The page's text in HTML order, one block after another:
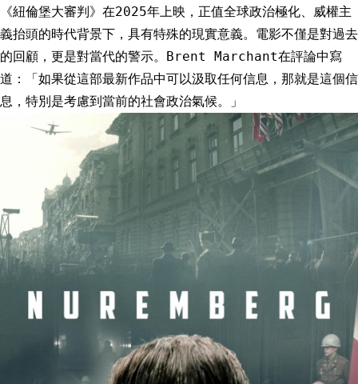
《紐倫堡大審判》在2025年上映，正值全球政治極化、威權主
義抬頭的時代背景下，具有特殊的現實意義。電影不僅是對過去
的回顧，更是對當代的警示。Brent Marchant在評論中寫
道：「如果從這部最新作品中可以汲取任何信息，那就是這個信
息，特別是考慮到當前的社會政治氣候。」